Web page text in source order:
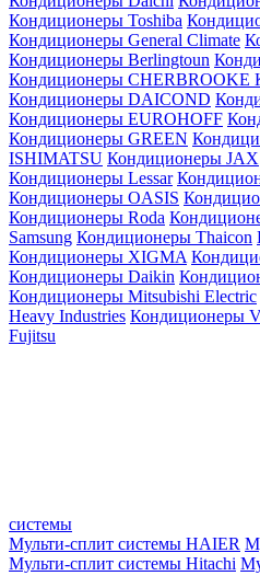
Кондиционеры Toshiba
Кондиционеры General Climate
Кондиционеры Berlingtoun
Кондиционеры CHERBROOKE
Кондиционеры DAICOND
Кондиционеры EUROHOFF
Кондиционеры GREEN
ISHIMATSU Кондиционеры JAX
Кондиционеры Lessar
Кондиционеры OASIS
Кондиционеры Roda
Samsung Кондиционеры Thaicon
Кондиционеры XIGMA
Кондиционеры Daikin
Кондиционеры Mitsubishi Electric
Heavy Industries Кондиционеры
Fujitsu
системы
Мульти-сплит системы HAIER
Мульти-сплит системы Hitachi